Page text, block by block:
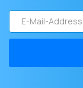
Mail-